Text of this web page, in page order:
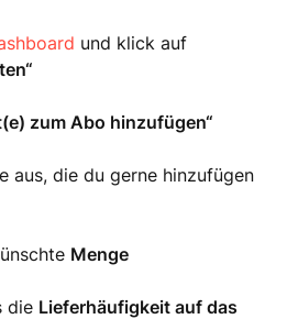
und klick auf
zum Abo hinzufügen“
aus, die du gerne hinzufügen
Menge
die Lieferhäufigkeit auf das